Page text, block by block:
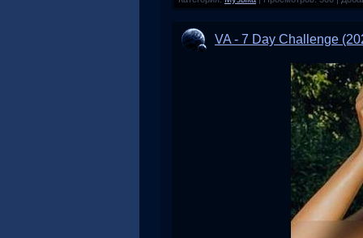
VA - 7 Day Challenge